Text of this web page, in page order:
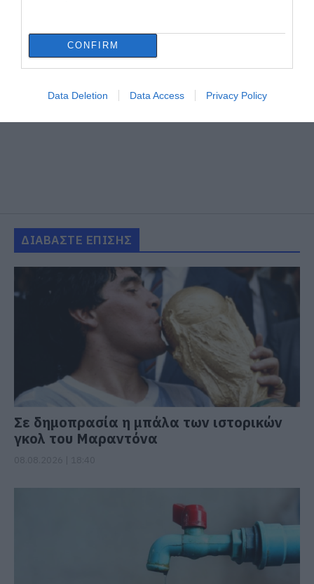
CONFIRM
Data Deletion Data Access Privacy Policy
ΔΙΑΒΑΣΤΕ ΕΠΙΣΗΣ
Σε δημοπρασία η μπάλα των ιστορικών
γκολ του Μαραντόνα